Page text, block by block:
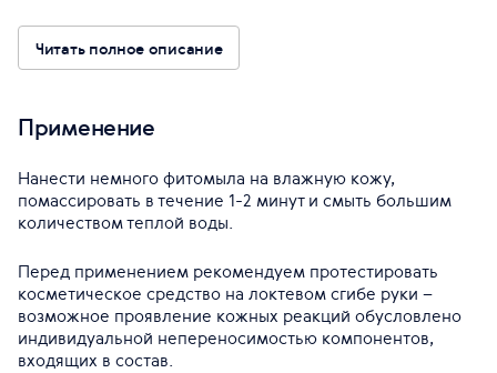
Читать полное описание
Применение
Нанести немного фитомыла на влажную кожу,
помассировать в течение 1-2 минут и смыть большим
количеством теплой воды.
Перед применением рекомендуем протестировать
косметическое средство на локтевом сгибе руки –
возможное проявление кожных реакций обусловлено
индивидуальной непереносимостью компонентов,
входящих в состав.